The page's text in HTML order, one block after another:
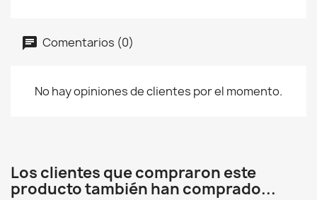
Comentarios (0)
No hay opiniones de clientes por el momento.
Los clientes que compraron este
producto también han comprado...